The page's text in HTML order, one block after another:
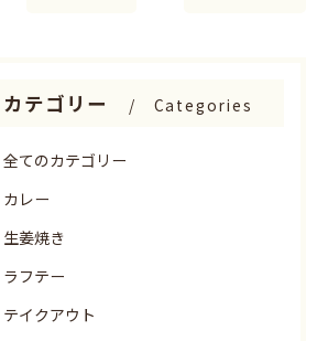
カテゴリー Categories
全てのカテゴリー
カレー
生姜焼き
ラフテー
テイクアウト